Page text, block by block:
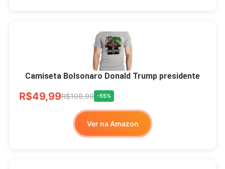
Camiseta Bolsonaro Donald Trump presidente
R$49,99R$109,99 -55%
Ver na Amazon